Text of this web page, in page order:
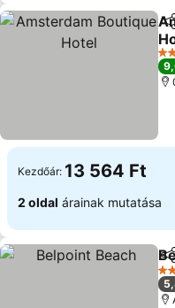
3
Kezdőár: 13 564 Ft
2 oldal árainak mutatása
3